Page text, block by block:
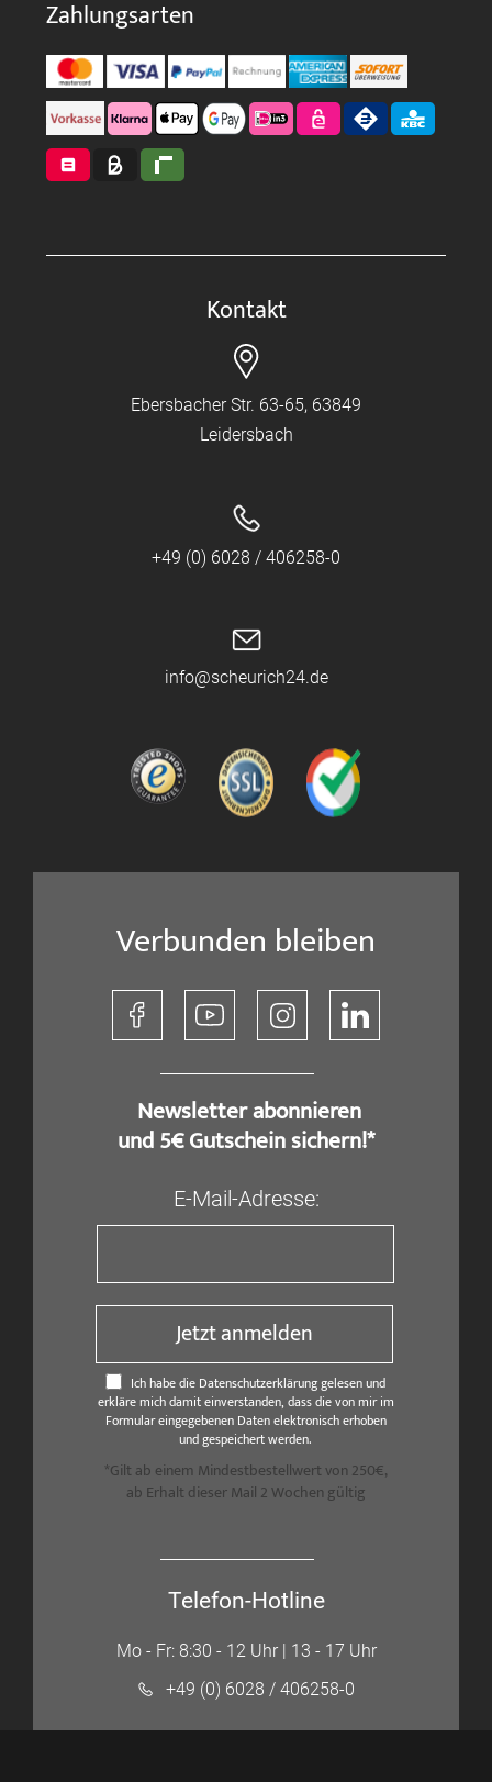
Zahlungsarten
Kontakt
Ebersbacher Str. 63-65, 63849
Leidersbach
+49 (0) 6028 / 406258-0
info@scheurich24.de
Verbunden bleiben
​ Newsletter abonnieren
und 5€ Gutschein sichern!*
E-Mail-Adresse:
Jetzt anmelden
Ich habe die Datenschutzerklärung gelesen und
erkläre mich damit einverstanden, dass die von mir im
Formular eingegebenen Daten elektronisch erhoben
und gespeichert werden.
*Gilt ab einem Mindestbestellwert von 250€,
ab Erhalt dieser Mail 2 Wochen gültig
Telefon-Hotline
Mo - Fr: 8:30 - 12 Uhr | 13 - 17 Uhr
+49 (0) 6028 / 406258-0